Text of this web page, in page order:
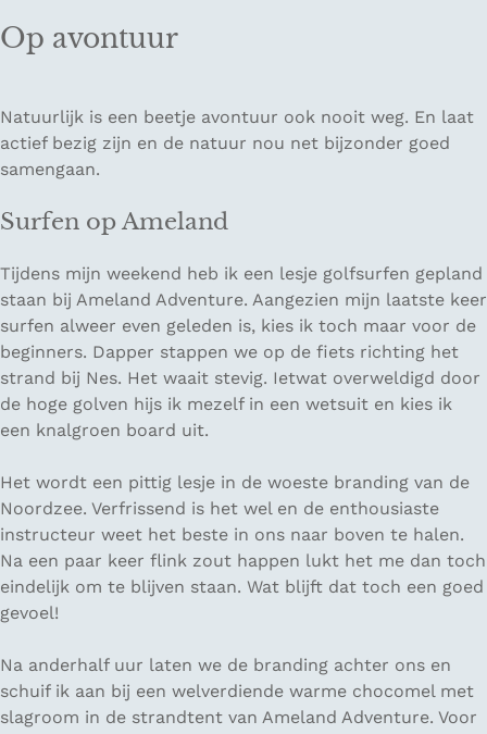
Op avontuur
Natuurlijk is een beetje avontuur ook nooit weg. En laat
actief bezig zijn en de natuur nou net bijzonder goed
samengaan.
Surfen op Ameland
Tijdens mijn weekend heb ik een lesje golfsurfen gepland
staan bij Ameland Adventure. Aangezien mijn laatste keer
surfen alweer even geleden is, kies ik toch maar voor de
beginners. Dapper stappen we op de fiets richting het
strand bij Nes. Het waait stevig. Ietwat overweldigd door
de hoge golven hijs ik mezelf in een wetsuit en kies ik
een knalgroen board uit.
Het wordt een pittig lesje in de woeste branding van de
Noordzee. Verfrissend is het wel en de enthousiaste
instructeur weet het beste in ons naar boven te halen.
Na een paar keer flink zout happen lukt het me dan toch
eindelijk om te blijven staan. Wat blijft dat toch een goed
gevoel!
Na anderhalf uur laten we de branding achter ons en
schuif ik aan bij een welverdiende warme chocomel met
slagroom in de strandtent van Ameland Adventure. Voor